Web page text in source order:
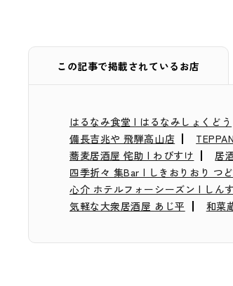
この記事で掲載されているお店
はるなみ食堂 | はるなみしょくどう
備長吉兆や 飛騨高山店
蕎麦居酒屋 侘助 | わびすけ
居
四季折々 集Bar | しきおりおり つ
心介 ホテルフォーシーズン | しん
気軽な大衆居酒屋 あじ平
和菜